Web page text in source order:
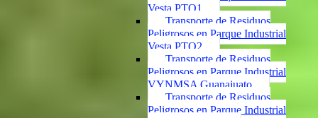
Vesta PTO1
Transporte de Residuos
Peligrosos en Parque Industrial
Vesta PTO2
Transporte de Residuos
Peligrosos en Parque Industrial
VYNMSA Guanajuato
Transporte de Residuos
Peligrosos en Parque Industrial